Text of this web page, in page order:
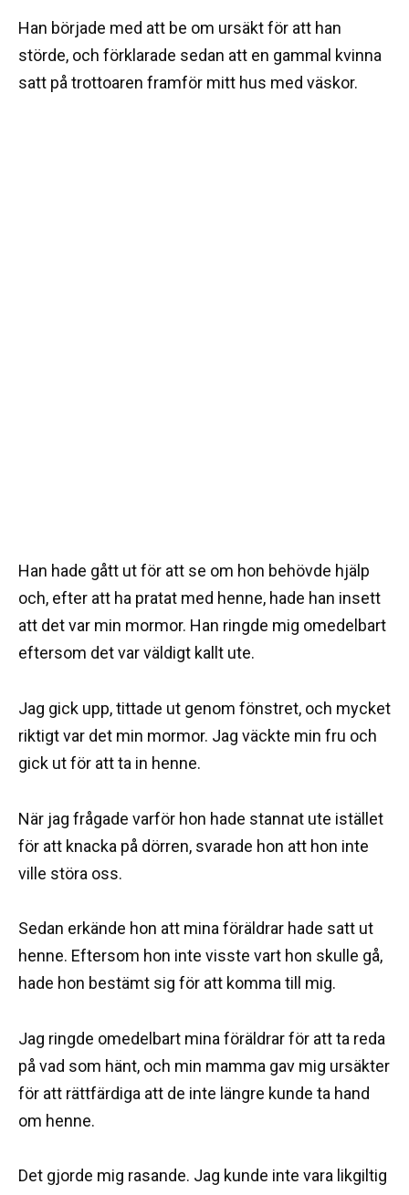
Han började med att be om ursäkt för att han
störde, och förklarade sedan att en gammal kvinna
satt på trottoaren framför mitt hus med väskor.
Han hade gått ut för att se om hon behövde hjälp
och, efter att ha pratat med henne, hade han insett
att det var min mormor. Han ringde mig omedelbart
eftersom det var väldigt kallt ute.
Jag gick upp, tittade ut genom fönstret, och mycket
riktigt var det min mormor. Jag väckte min fru och
gick ut för att ta in henne.
När jag frågade varför hon hade stannat ute istället
för att knacka på dörren, svarade hon att hon inte
ville störa oss.
Sedan erkände hon att mina föräldrar hade satt ut
henne. Eftersom hon inte visste vart hon skulle gå,
hade hon bestämt sig för att komma till mig.
Jag ringde omedelbart mina föräldrar för att ta reda
på vad som hänt, och min mamma gav mig ursäkter
för att rättfärdiga att de inte längre kunde ta hand
om henne.
Det gjorde mig rasande. Jag kunde inte vara likgiltig